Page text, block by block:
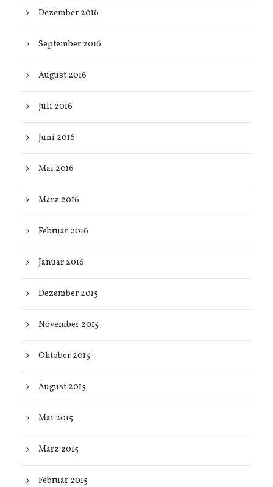
Dezember 2016
September 2016
August 2016
Juli 2016
Juni 2016
Mai 2016
März 2016
Februar 2016
Januar 2016
Dezember 2015
November 2015
Oktober 2015
August 2015
Mai 2015
März 2015
Februar 2015